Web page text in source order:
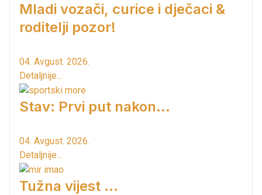
Mladi vozači, curice i dječaci &
roditelji pozor!
04. Avgust. 2026.
Detaljnije...
Stav: Prvi put nakon…
04. Avgust. 2026.
Detaljnije...
Tužna vijest ...